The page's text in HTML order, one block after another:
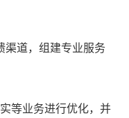
渠道，组建专业服务
等业务进行优化，并